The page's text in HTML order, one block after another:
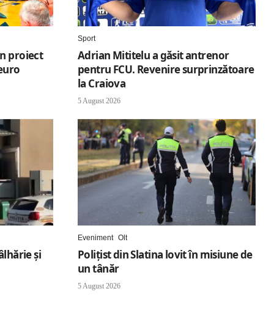
proiect
Sport
Adrian Mititelu a găsit antrenor
pentru FCU. Revenire surprinzătoare
la Craiova
5 August 2026
și
Eveniment Olt
Polițist din Slatina lovit în misiune de
un tânăr
5 August 2026